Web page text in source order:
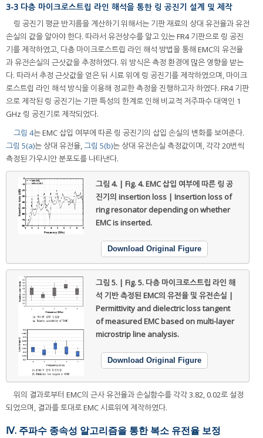
3-3 다층 마이크로스트립 라인 해석을 통한 링 공진기 설계 및 제작
링 공진기 평균 반지름을 계산하기 위해서는 기판 재료의 상대 유전율과 유전
손실의 값을 알아야 한다. 따라서 유전상수를 알고 있는 FR4 기판으로 링 공진
기를 제작하였고, 다층 마이크로스트립 라인 해석 방법을 통해 EMC의 유전율
과 유전손실의 근삿값을 추정하였다. 위 방식은 측정 환경에 많은 영향을 받는
다. 따라서 추정 근삿값을 얻은 뒤 시료 위에 링 공진기를 제작하였으며, 마이크
로스트립 라인 해석 방식을 이용해 정교한 측정을 진행하고자 하였다. FR4 기판
으로 제작된 링 공진기는 기판 특성의 한계로 인해 비교적 저주파수 대역인 1
GHz 링 공진기로 제작되었다.
그림 4는 EMC 삽입 여부에 따른 링 공진기의 삽입 손실의 변화를 보여준다.
그림 5(a)는 상대 유전율,그림 5(b)는 상대 유전손실 측정값이며, 각각 20번씩
측정된 가우시안 분포도를 나타낸다.
그림 4. | Fig. 4.EMC 삽입 여부에 따른 링 공
진기의 insertion loss | Insertion loss of
ring resonator depending on whether
EMC is inserted.
Download Original Figure
그림 5. | Fig. 5. 다층 마이크로스트립 라인 해
석 기반 측정된 EMC의 유전율 및 유전손실 |
Permittivity and dielectric loss tangent
of measured EMC based on multi-layer
microstrip line analysis.
Download Original Figure
위의 결과로부터 EMC의 근사 유전율과 손실함수를 각각 3.82, 0.02로 설정
되었으며, 결과를 토대로 EMC 시료위에 제작하였다.
Ⅳ. 주파수 종속성 알고리즘을 통한 복소 유전율 보정